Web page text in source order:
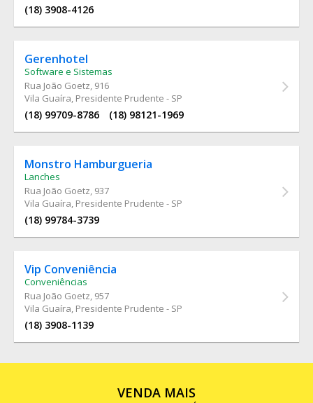
(18) 3908-4126
Gerenhotel
Software e Sistemas
Rua João Goetz, 916
Vila Guaíra, Presidente Prudente - SP
(18) 99709-8786 (18) 98121-1969
Monstro Hamburgueria
Lanches
Rua João Goetz, 937
Vila Guaíra, Presidente Prudente - SP
(18) 99784-3739
Vip Conveniência
Conveniências
Rua João Goetz, 957
Vila Guaíra, Presidente Prudente - SP
(18) 3908-1139
VENDA MAIS